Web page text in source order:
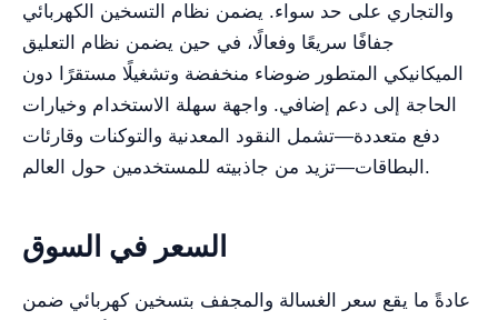
والتجاري على حد سواء. يضمن نظام التسخين الكهربائي
جفافًا سريعًا وفعالًا، في حين يضمن نظام التعليق
الميكانيكي المتطور ضوضاء منخفضة وتشغيلًا مستقرًا دون
الحاجة إلى دعم إضافي. واجهة سهلة الاستخدام وخيارات
دفع متعددة—تشمل النقود المعدنية والتوكنات وقارئات
البطاقات—تزيد من جاذبيته للمستخدمين حول العالم.
السعر في السوق
عادةً ما يقع سعر الغسالة والمجفف بتسخين كهربائي ضمن